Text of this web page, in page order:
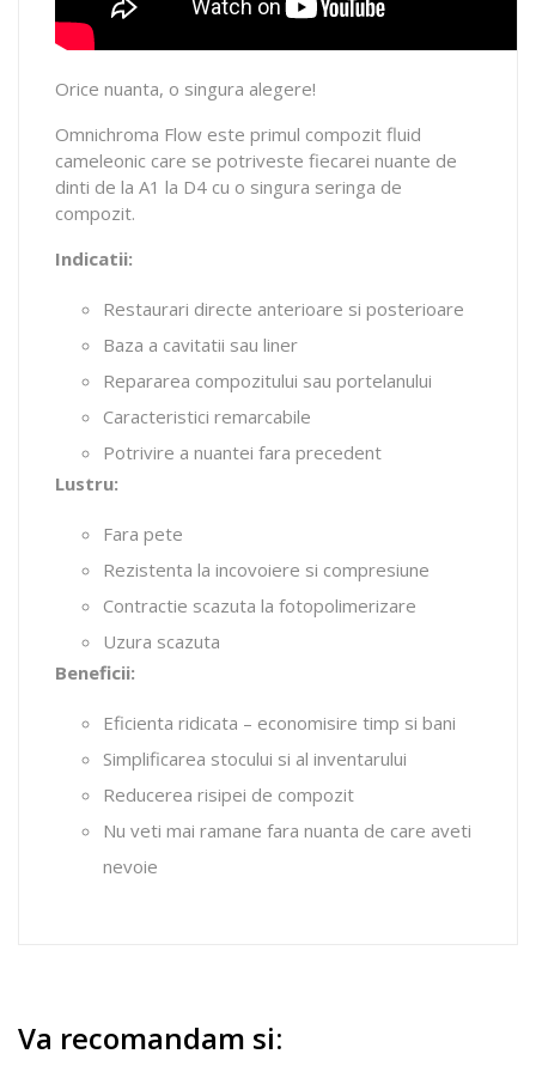
Orice nuanta, o singura alegere!
Omnichroma Flow este primul compozit fluid
cameleonic care se potriveste fiecarei nuante de
dinti de la A1 la D4 cu o singura seringa de
compozit.
Indicatii:
Restaurari directe anterioare si posterioare
Baza a cavitatii sau liner
Repararea compozitului sau portelanului
Caracteristici remarcabile
Potrivire a nuantei fara precedent
Lustru:
Fara pete
Rezistenta la incovoiere si compresiune
Contractie scazuta la fotopolimerizare
Uzura scazuta
Beneficii:
Eficienta ridicata – economisire timp si bani
Simplificarea stocului si al inventarului
Reducerea risipei de compozit
Nu veti mai ramane fara nuanta de care aveti
nevoie
Va recomandam si: